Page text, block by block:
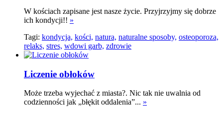
W kościach zapisane jest nasze życie. Przyjrzyjmy się dobrze
ich kondycji!! »
Tagi: kondycja, kości, natura, naturalne sposoby, osteoporoza,
relaks, stres, wdowi garb, zdrowie
Liczenie obłoków
Może trzeba wyjechać z miasta?. Nic tak nie uwalnia od
codzienności jak „błękit oddalenia”... »